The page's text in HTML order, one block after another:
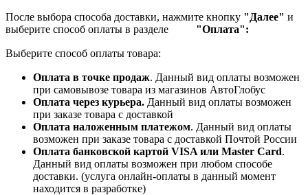
После выбора способа доставки, нажмите кнопку "Далее" и
выберите способ оплаты в разделе "Оплата":
Выберите способ оплаты товара:
Оплата в точке продаж. Данный вид оплаты возможен
при самовывозе товара из магазинов АвтоГлобус
Оплата через курьера. Данный вид оплаты возможен
при заказе товара с доставкой
Оплата наложенным платежом. Данный вид оплаты
возможен при заказе товара с доставкой Почтой России
Оплата банковской картой VISA или Master Card.
Данный вид оплаты возможен при любом способе
доставки. (услуга онлайн-оплаты в данный момент
находится в разработке)